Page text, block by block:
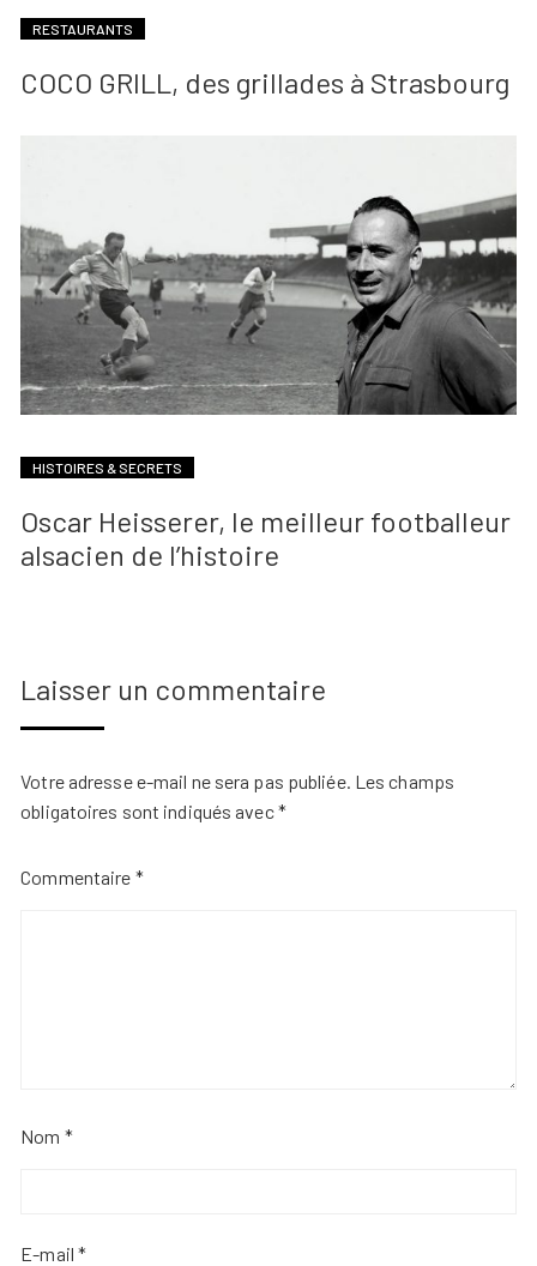
RESTAURANTS
COCO GRILL, des grillades à Strasbourg
HISTOIRES & SECRETS
Oscar Heisserer, le meilleur footballeur
alsacien de l’histoire
Laisser un commentaire
Votre adresse e-mail ne sera pas publiée. Les champs
obligatoires sont indiqués avec*
Commentaire *
Nom *
E-mail*